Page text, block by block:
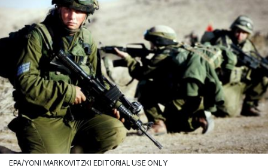
EPA/YONI MARKOVITZKI EDITORIAL USE ONLY